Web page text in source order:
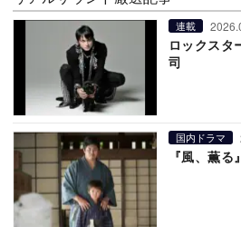
連載
ロックスタ
司
国内ドラマ
『風、薫